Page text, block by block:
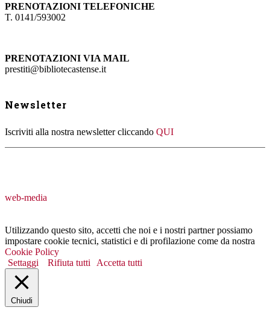
PRENOTAZIONI TELEFONICHE
T. 0141/593002
PRENOTAZIONI VIA MAIL
prestiti@bibliotecastense.it
Newsletter
Iscriviti alla nostra newsletter cliccando QUI
web-media
Utilizzando questo sito, accetti che noi e i nostri partner possiamo
impostare cookie tecnici, statistici e di profilazione come da nostra
Cookie Policy
Settaggi
Rifiuta tutti Accetta tutti
Chiudi